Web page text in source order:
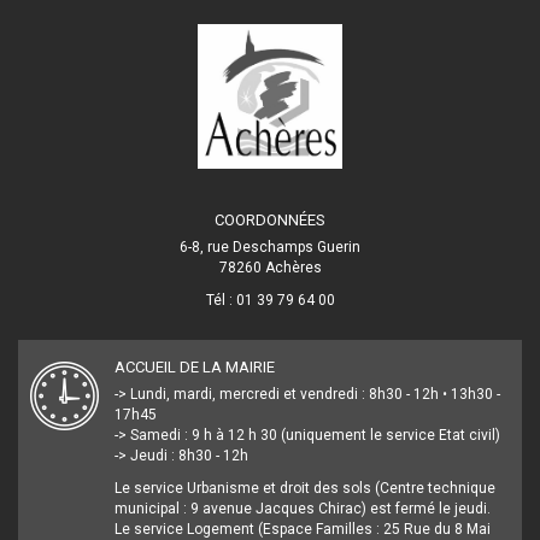
COORDONNÉES
6-8, rue Deschamps Guerin
78260 Achères
Tél : 01 39 79 64 00
ACCUEIL DE LA MAIRIE
-> Lundi, mardi, mercredi et vendredi : 8h30 - 12h • 13h30 -
17h45
-> Samedi : 9 h à 12 h 30 (uniquement le service Etat civil)
-> Jeudi : 8h30 - 12h
Le service Urbanisme et droit des sols (Centre technique
municipal : 9 avenue Jacques Chirac) est fermé le jeudi.
Le service Logement (Espace Familles : 25 Rue du 8 Mai